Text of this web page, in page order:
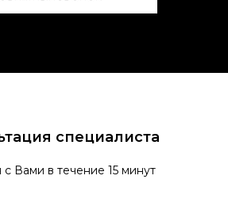
специалиста
Вами в течение 15 минут